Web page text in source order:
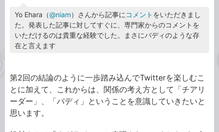
Yo Ehara（@niam）さんから記事に コメント をいただきまし
た。発表した記事に対してすぐに、専門家からのコメントを
いただけるのは貴重な経験でした。まさにバディのような存
在と言えます
第2回の結論のように一歩踏み込んでTwitterを楽しむこ
とに加えて、これからは、関係の考え方として「チアリ
ーダー」、「バディ」ということを意識していきたいと
思います。